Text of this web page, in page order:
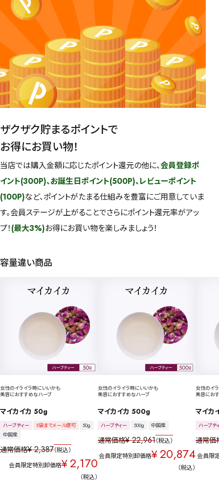
ザクザク貯まるポイントで
お得にお買い物！
当店では購入金額に応じたポイント還元の他に、会員登録ポ
イント(300P)、お誕生日ポイント(500P)、レビューポイント
(100P)など、ポイントがたまる仕組みを豊富にご用意していま
す。会員ステージが上がることでさらにポイント還元率がアッ
プ！(最大3%)お得にお買い物を楽しみましょう！
容量違い商品
女性のイライラ時にいいかも
美容におすすめなハーブ
マイカイカ 50g
ハーブティー 5袋までメール便可
50g
中国産
通常価格¥ 2,387 税込
会員限定特別卸価格¥2,170
税込
女性のイライラ時にいいかも
美容におすすめなハーブ
マイカイカ 500g
ハーブティー 500g 中国産
通常価格¥ 22,961 税込
会員限定特別卸価格¥20,874
税込
女性のイ
美容にお
マイカ
ハーブテ
通常価
会員限